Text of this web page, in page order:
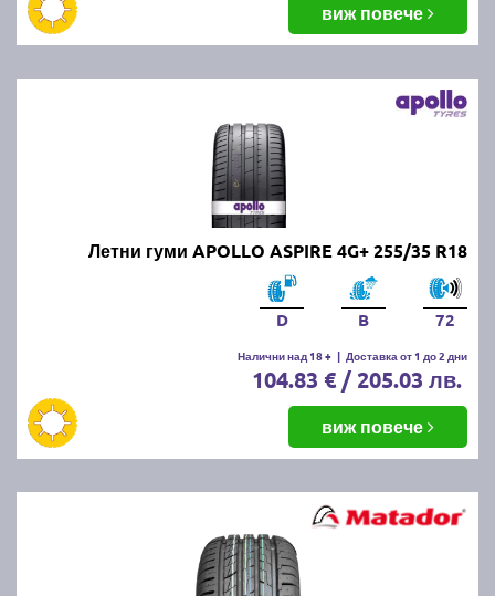
виж повече
Летни гуми APOLLO ASPIRE 4G+ 255/35 R18
D B 72
Налични над 18 + | Доставка от 1 до 2 дни
104.83 € / 205.03 лв.
виж повече